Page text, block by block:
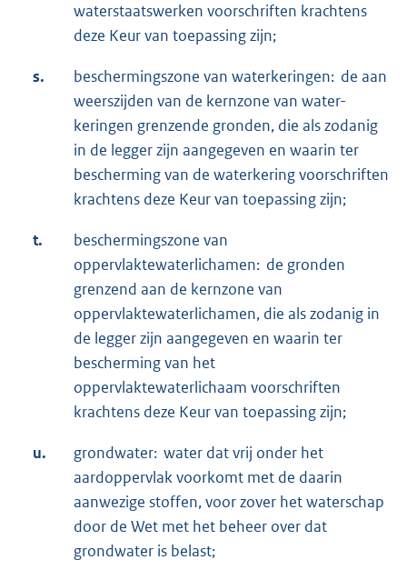
waterstaatswerken voorschriften krachtens
deze Keur van toepassing zijn;
s.
beschermingszone van waterkeringen: de aan
weerszijden van de kernzone van water-
keringen grenzende gronden, die als zodanig
in de legger zijn aangegeven en waarin ter
bescherming van de waterkering voorschriften
krachtens deze Keur van toepassing zijn;
t.
beschermingszone van
oppervlaktewaterlichamen: de gronden
grenzend aan de kernzone van
oppervlaktewaterlichamen, die als zodanig in
de legger zijn aangegeven en waarin ter
bescherming van het
oppervlaktewaterlichaam voorschriften
krachtens deze Keur van toepassing zijn;
u.
grondwater: water dat vrij onder het
aardoppervlak voorkomt met de daarin
aanwezige stoffen, voor zover het waterschap
door de Wet met het beheer over dat
grondwater is belast;